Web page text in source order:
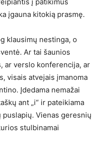
įgauna kitokią prasmę.
klausimų nestinga, o
Ar tai šaunios
ar verslo konferencija, ar
visais atvejais įmanoma
Įdedama nemažai
ant „i“ ir pateikiama
Vienas geresnių
stulbinamai